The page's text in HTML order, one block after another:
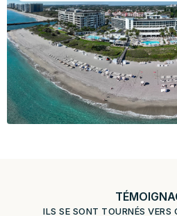
ILS SE SONT TOURNÉS VERS